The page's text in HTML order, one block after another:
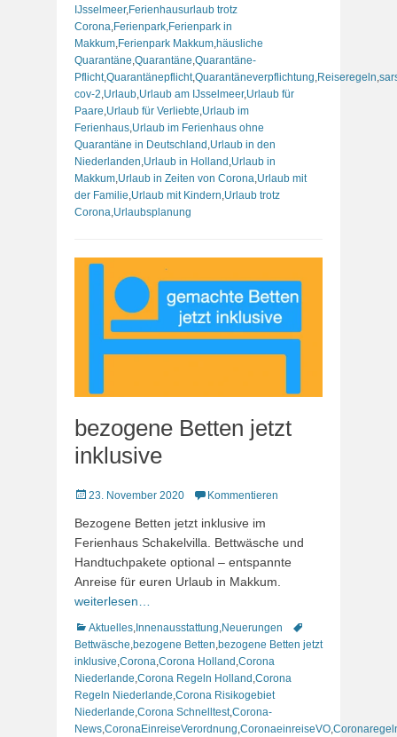
IJsselmeer, Ferienhausurlaub trotz
Corona Ferienpark Ferienpark in
Makkum Ferienpark Makkum häusliche
Quarantäne Quarantäne Quarantäne-
Pflicht,Quarantänepflicht,Quarantäneverpflichtung Reiseregeln
cov-2 Urlaub Urlaub am IJsselmeer, Urlaub für
Paare Urlaub für Verliebte Urlaub im
Ferienhaus Urlaub im Ferienhaus ohne
Quarantäne in Deutschland Urlaub in den
Niederlanden Urlaub in Holland Urlaub in
Makkum Urlaub in Zeiten von Corona Urlaub mit
der Familie Urlaub mit Kindern Urlaub trotz
Corona Urlaubsplanung
bezogene Betten jetzt
inklusive
Veröffentlicht
23. November 2020 Kommentieren
Bezogene Betten jetzt inklusive im
Ferienhaus Schakelvilla. Bettwäsche und
Handtuchpakete optional – entspannte
Anreise für euren Urlaub in Makkum.
weiterlesen…
Kategorien
Aktuelles, Innenausstattung,Neuerungen
Schlagworte
Bettwäsche,bezogene Betten,bezogene Betten jetzt
inklusive,Corona,Corona Holland ,Corona
Niederlande,Corona Regeln Holland ,Corona
Regeln Niederlande,Corona Risikogebiet
Niederlande,Corona Schnelltest,Corona-
News,CoronaEinreiseVerordnung,CoronaeinreiseVO,